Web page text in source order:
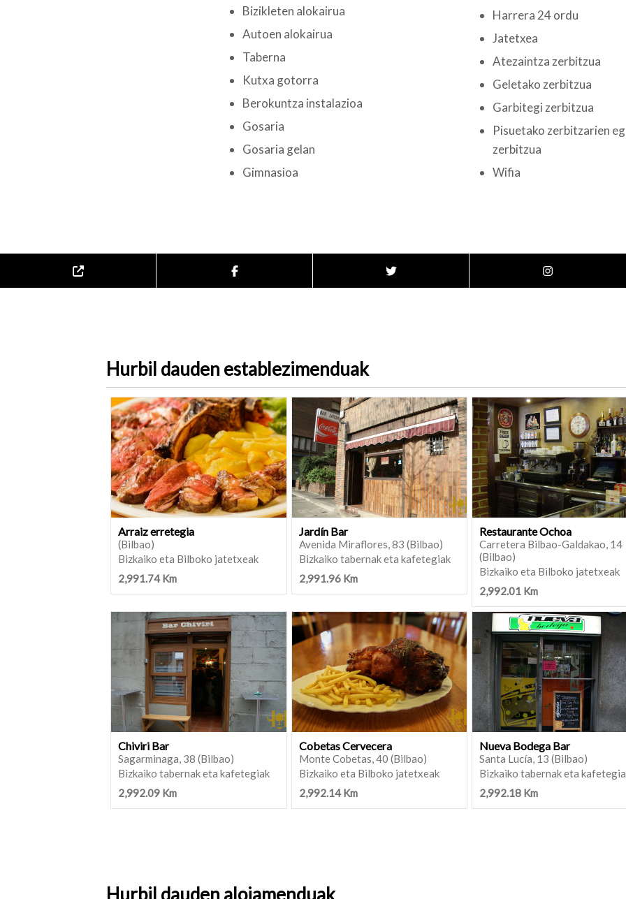
Bizikleten alokairua
Autoen alokairua
Taberna
Kutxa gotorra
Berokuntza instalazioa
Gosaria
Gosaria gelan
Gimnasioa
Harrera 24 ordu
Jatetxea
Atezaintza zerbitzua
Geletako zerbitzua
Garbitegi zerbitzua
Pisuetako zerbitzarien
zerbitzua
Wifia
Hurbil dauden establezimenduak
Arraiz erretegia
(Bilbao)
Bizkaiko eta Bilboko jatetxeak
2,991.74 Km
Jardín Bar
Avenida Miraflores, 83 (Bilbao)
Bizkaiko tabernak eta kafetegiak
2,991.96 Km
Restaurante Ochoa
Carretera Bilbao-Galdakao, 14
(Bilbao)
Bizkaiko eta Bilboko jatetxeak
2,992.01 Km
Chiviri Bar
Sagarminaga, 38 (Bilbao)
Bizkaiko tabernak eta kafetegiak
2,992.09 Km
Cobetas Cervecera
Monte Cobetas, 40 (Bilbao)
Bizkaiko eta Bilboko jatetxeak
2,992.14 Km
Nueva Bodega Bar
Santa Lucía, 13 (Bilbao)
Bizkaiko tabernak eta
2,992.18 Km
Hurbil dauden alojamenduak